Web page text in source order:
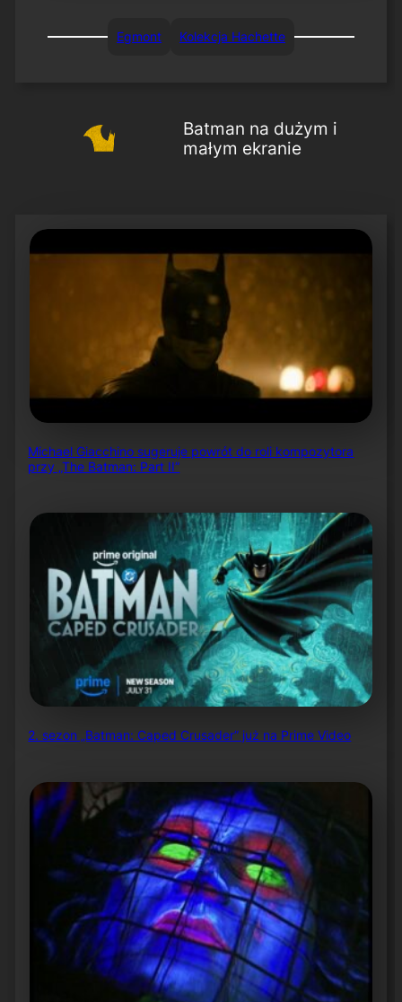
Egmont Kolekcja Hachette
Batman na dużym i
małym ekranie
Michael Giacchino sugeruje powrót do roli kompozytora
przy „The Batman: Part II”
2. sezon „Batman: Caped Crusader” już na Prime Video